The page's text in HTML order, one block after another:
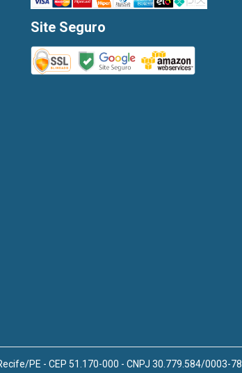
Site Seguro
PE - CEP 51.170-000 - CNPJ 30.779.584/0003-78